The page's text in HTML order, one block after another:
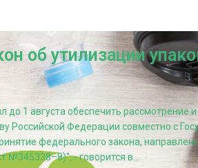
об утилизации
1 августа обеспечить рассмотрение
Российской Федерации совместно с
федерального закона,
№345338–8)", - говорится в...